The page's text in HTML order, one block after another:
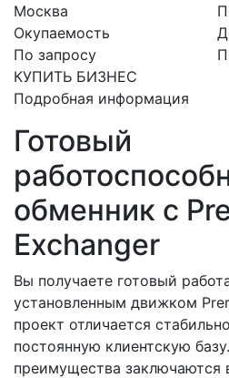
Москва
Окупаемость
По запросу
КУПИТЬ БИЗНЕС
Подробная информация
Готовый
обменник с
Exchanger
Вы получаете готовый
установленным движком
проект отличается
постоянную клиентскую
преимущества заключаются